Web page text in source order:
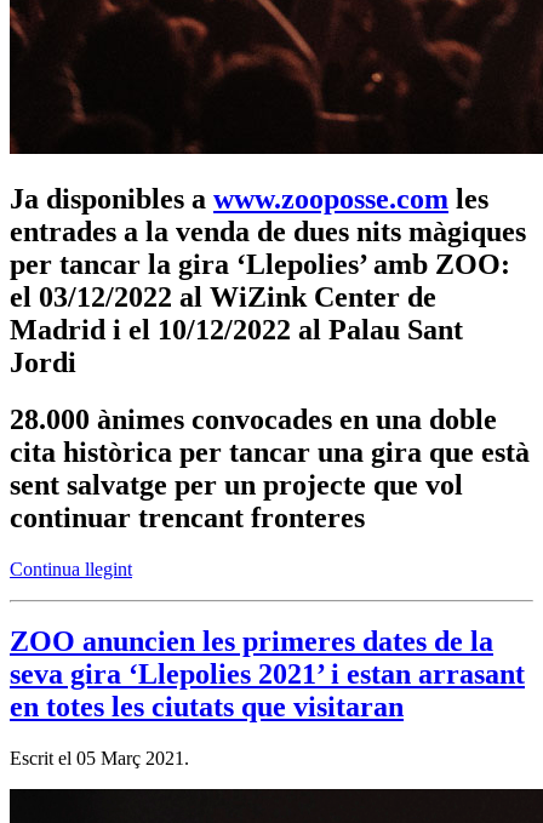
Ja disponibles a www.zooposse.com les
entrades a la venda de dues nits màgiques
per tancar la gira ‘Llepolies’ amb ZOO:
el 03/12/2022 al WiZink Center de
Madrid i el 10/12/2022 al Palau Sant
Jordi
28.000 ànimes convocades en una doble
cita històrica per tancar una gira que està
sent salvatge per un projecte que vol
continuar trencant fronteres
Continua llegint
ZOO anuncien les primeres dates de la
seva gira ‘Llepolies 2021’ i estan arrasant
en totes les ciutats que visitaran
Escrit el 05 Març 2021 .